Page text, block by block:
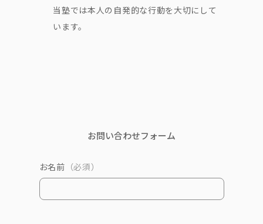
当塾では本人の自発的な行動を大切にして
います。
お問い合わせフォーム
お名前 （必須）